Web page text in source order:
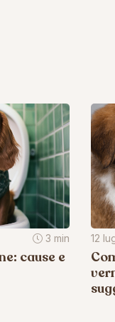
3 min
cause e
12